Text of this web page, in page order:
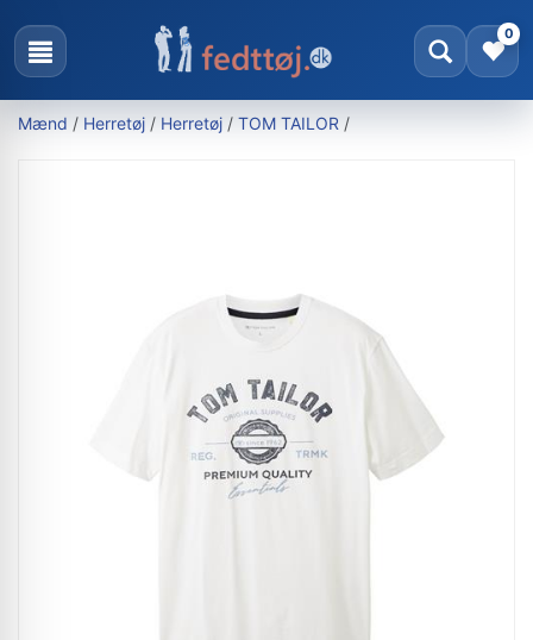
0
Mænd / Herretøj / Herretøj / TOM TAILOR /